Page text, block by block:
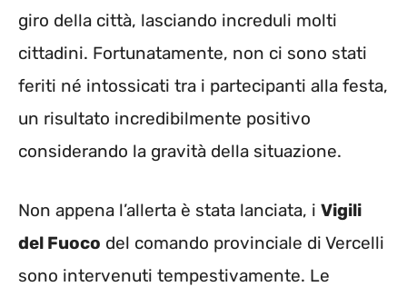
giro della città, lasciando increduli molti
cittadini. Fortunatamente, non ci sono stati
feriti né intossicati tra i partecipanti alla festa,
un risultato incredibilmente positivo
considerando la gravità della situazione.
Non appena l’allerta è stata lanciata, i Vigili
del Fuoco del comando provinciale di Vercelli
sono intervenuti tempestivamente. Le